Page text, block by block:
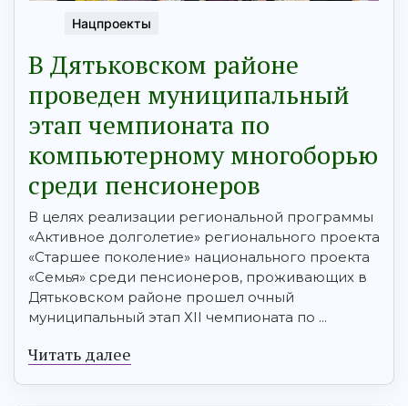
Нацпроекты
В Дятьковском районе
проведен муниципальный
этап чемпионата по
компьютерному многоборью
среди пенсионеров
В целях реализации региональной программы
«Активное долголетие» регионального проекта
«Старшее поколение» национального проекта
«Семья» среди пенсионеров, проживающих в
Дятьковском районе прошел очный
муниципальный этап ХII чемпионата по ...
Читать далее